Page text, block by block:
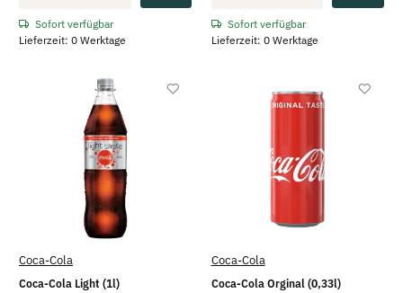
Sofort verfügbar
Lieferzeit: 0 Werktage
Sofort verfügbar
Lieferzeit: 0 Werktage
Coca-Cola
Coca-Cola Light (1l)
Coca-Cola
Coca-Cola Orginal (0,33l)